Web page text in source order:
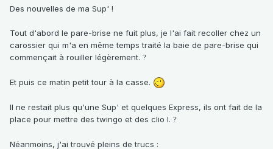
Des nouvelles de ma Sup' !
Tout d'abord le pare-brise ne fuit plus, je l'ai fait recoller chez un
carossier qui m'a en même temps traité la baie de pare-brise qui
commençait à rouiller légèrement. ?
Et puis ce matin petit tour à la casse.
Il ne restait plus qu'une Sup' et quelques Express, ils ont fait de la
place pour mettre des twingo et des clio I. ?
Néanmoins, j'ai trouvé pleins de trucs :